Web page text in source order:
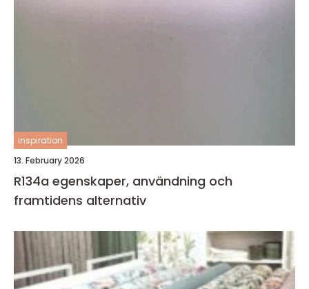
inspiration
13. February 2026
R134a egenskaper, användning och
framtidens alternativ